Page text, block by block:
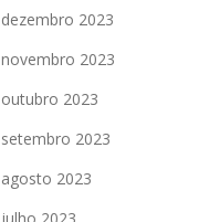
dezembro 2023
novembro 2023
outubro 2023
setembro 2023
agosto 2023